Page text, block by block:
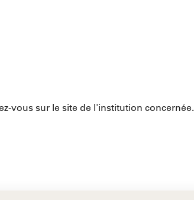
vous sur le site de l'institution concernée.